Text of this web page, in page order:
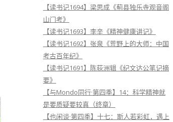
【读书记1694】梁思成《蓟县独乐寺观音阁
山门考》
【读书记1693】李辛《精神健康讲记》
【读书记1692】张泉《荒野上的大师：中国
考古百年纪》
【读书记1691】陈荻洲辑《纪文达公笔记摘
要》
【与Mondo同行·第四季】14：科学精神就
是要质疑要较真（终章）
【也闲谈·第四季】十七：斯人若彩虹，遇上